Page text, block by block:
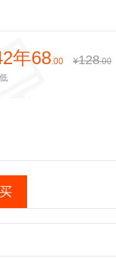
年68.00 ¥128.00